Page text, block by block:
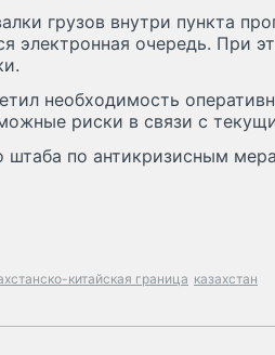
грузов внутри пункта
электронная очередь. При
необходимость
риски в связи с
по антикризисным
китайская граница казахстан